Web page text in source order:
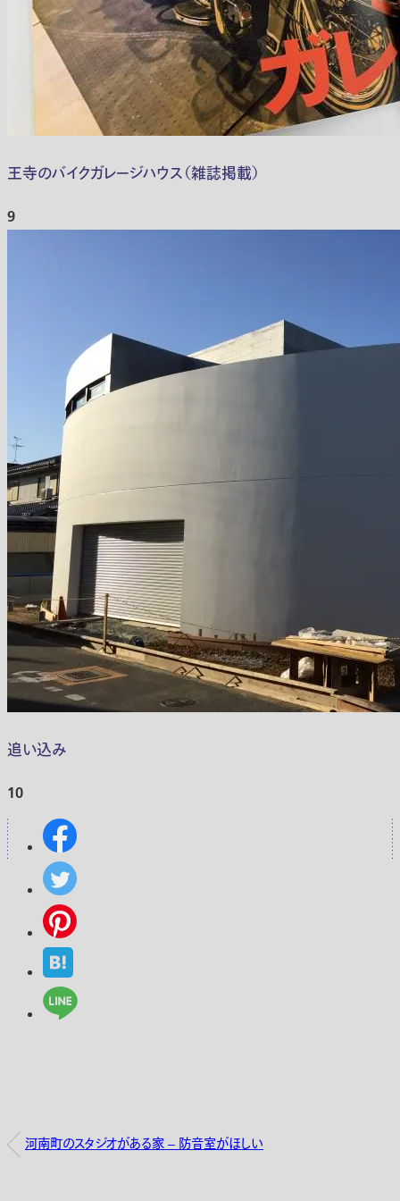
王寺のバイクガレージハウス（雑誌掲載）
9
追い込み
10
河南町のスタジオがある家 – 防音室がほしい